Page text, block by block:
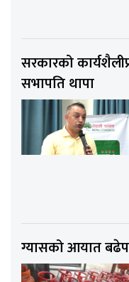
सरकारको
सभापति थापा
ग्यासको आयात